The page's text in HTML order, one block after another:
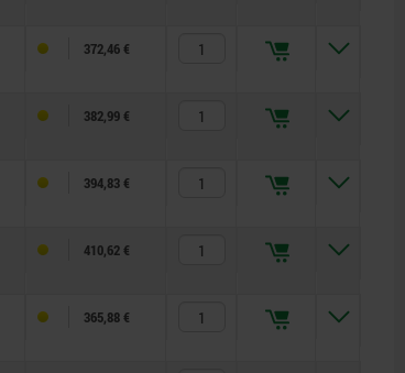
50 14
372,46 €
50 14
382,99 €
50 14
394,83 €
50 14
410,62 €
50 18/22
365,88 €